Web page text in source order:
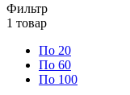
Фильтр
1 товар
По 20
По 60
По 100